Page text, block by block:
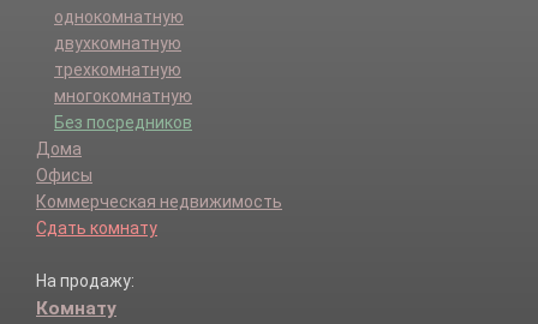
однокомнатную
двухкомнатную
трехкомнатную
многокомнатную
Без посредников
Дома
Офисы
Коммерческая недвижимость
Сдать комнату
На продажу:
Комнату